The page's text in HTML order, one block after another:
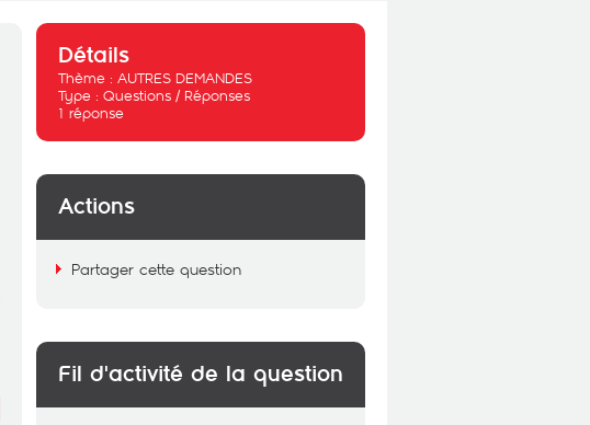
Détails
Thème : AUTRES DEMANDES
Type : Questions / Réponses
1 réponse
Actions
Partager cette question
Fil d'activité de la question